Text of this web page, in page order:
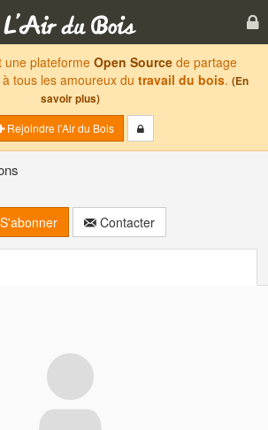
plateforme Open Sourcede partage
tous les amoureux du travail du bois. (En
savoir plus)
Rejoindre l'Air du Bois
Contacter